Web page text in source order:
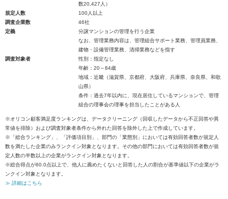
数20,427人）
規定人数
100人以上
調査企業数
46社
定義
分譲マンションの管理を行う企業
なお、管理業務内容は、管理組合サポート業務、管理員業務、
建物・設備管理業務、清掃業務などを指す
調査対象者
性別：指定なし
年齢：20～84歳
地域：近畿（滋賀県、京都府、大阪府、兵庫県、奈良県、和歌
山県）
条件：過去7年以内に、現在居住しているマンションで、管理
組合の理事会の理事を担当したことがある人
※オリコン顧客満足度ランキングは、データクリーニング（回収したデータから不正回答や異
常値を排除）および調査対象者条件から外れた回答を除外した上で作成しています。
※「総合ランキング」、「評価項目別」、部門の「業態別」においては有効回答者数が規定人
数を満たした企業のみランクイン対象となります。その他の部門においては有効回答者数が規
定人数の半数以上の企業がランクイン対象となります。
※総合得点が60.0点以上で、他人に薦めたくないと回答した人の割合が基準値以下の企業がラ
ンクイン対象となります。
≫ 詳細はこちら